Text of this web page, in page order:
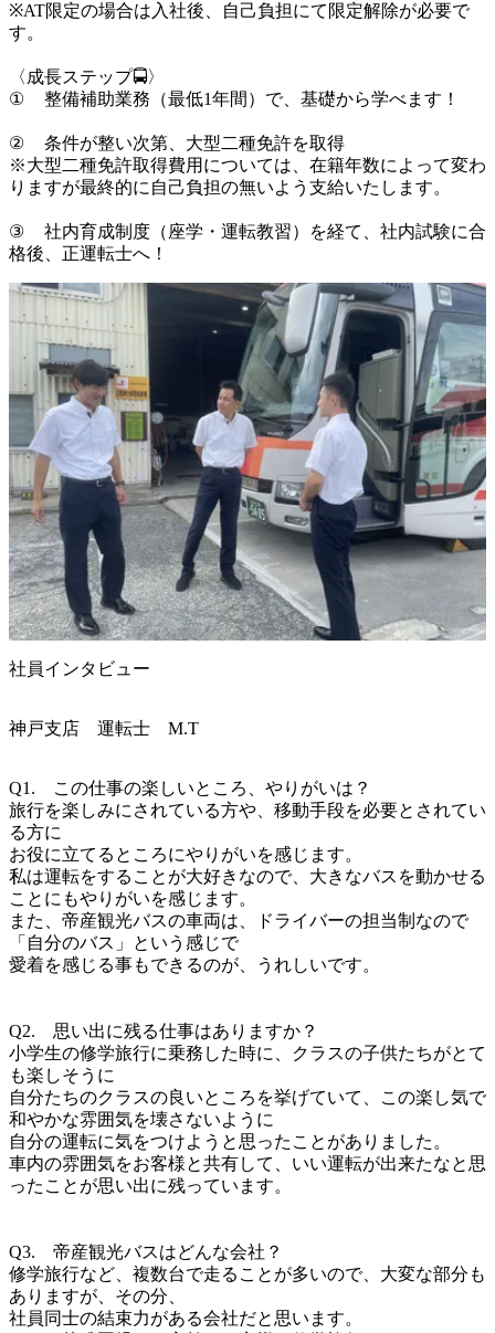
※AT限定の場合は入社後、自己負担にて限定解除が必要で
す。
〈成長ステップ🚍〉
①	整備補助業務（最低1年間）で、基礎から学べます！
②	条件が整い次第、大型二種免許を取得
※大型二種免許取得費用については、在籍年数によって変わ
りますが最終的に自己負担の無いよう支給いたします。
③	社内育成制度（座学・運転教習）を経て、社内試験に合
格後、正運転士へ！
社員インタビュー
神戸支店 運転士 M.T
Q1.　この仕事の楽しいところ、やりがいは？
旅行を楽しみにされている方や、移動手段を必要とされてい
る方に
お役に立てるところにやりがいを感じます。
私は運転をすることが大好きなので、大きなバスを動かせる
ことにもやりがいを感じます。
また、帝産観光バスの車両は、ドライバーの担当制なので
「自分のバス」という感じで
愛着を感じる事もできるのが、うれしいです。
Q2.　思い出に残る仕事はありますか？
小学生の修学旅行に乗務した時に、クラスの子供たちがとて
も楽しそうに
自分たちのクラスの良いところを挙げていて、この楽し気で
和やかな雰囲気を壊さないように
自分の運転に気をつけようと思ったことがありました。
車内の雰囲気をお客様と共有して、いい運転が出来たなと思
ったことが思い出に残っています。
Q3.　帝産観光バスはどんな会社？
修学旅行など、複数台で走ることが多いので、大変な部分も
ありますが、その分、
社員同士の結束力がある会社だと思います。